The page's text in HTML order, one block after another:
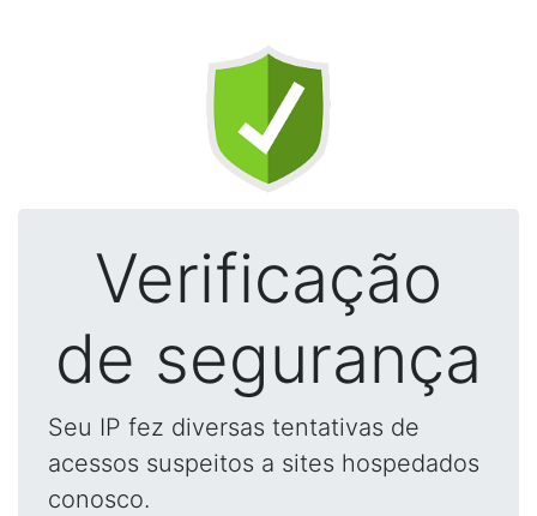
Verificação
de segurança
Seu IP fez diversas tentativas de
acessos suspeitos a sites hospedados
conosco.